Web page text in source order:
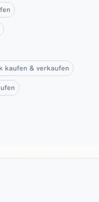
kaufen & verkaufen